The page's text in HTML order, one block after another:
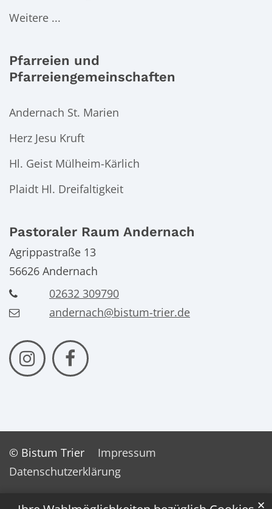
✕
Weitere ...
Pfarreien und
Pfarreiengemeinschaften
Andernach St. Marien
Herz Jesu Kruft
Hl. Geist Mülheim-Kärlich
Plaidt Hl. Dreifaltigkeit
Pastoraler Raum Andernach
Agrippastraße 13
56626 Andernach
02632 309790
andernach@bistum-trier.de
© Bistum Trier
Impressum
Datenschutzerklärung